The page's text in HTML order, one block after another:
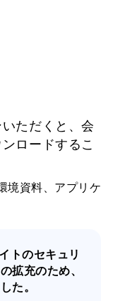
ただくと、会
ロードするこ
境資料、アプリケ
トのセキュリ
拡充のため、
た。